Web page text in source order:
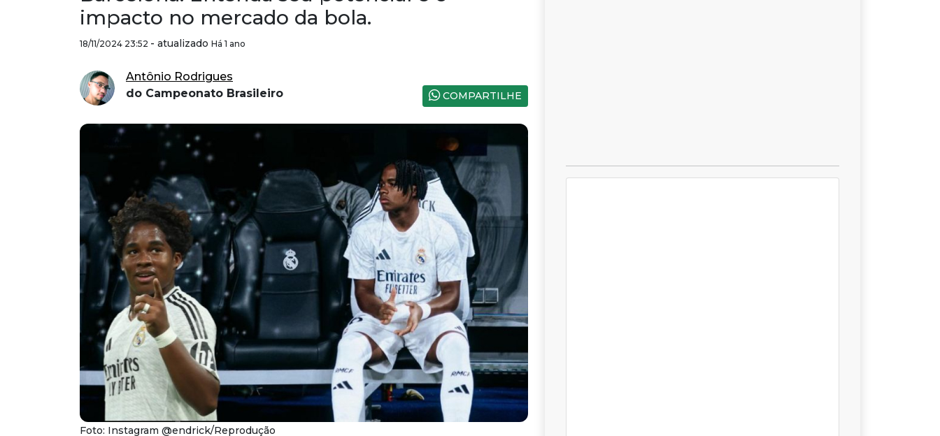
impacto no mercado da bola.
18/11/2024 23:52 - atualizado Há 1 ano
Antônio Rodrigues
do Campeonato Brasileiro
COMPARTILHE
Foto: Instagram @endrick/Reprodução